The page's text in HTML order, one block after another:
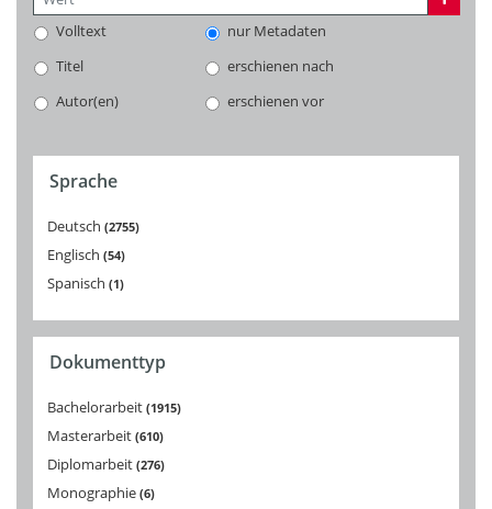
Volltext
nur Metadaten
Titel
erschienen nach
Autor(en)
erschienen vor
Sprache
Deutsch 2755
Englisch 54
Spanisch 1
Dokumenttyp
Bachelorarbeit 1915
Masterarbeit 610
Diplomarbeit 276
Monographie 6